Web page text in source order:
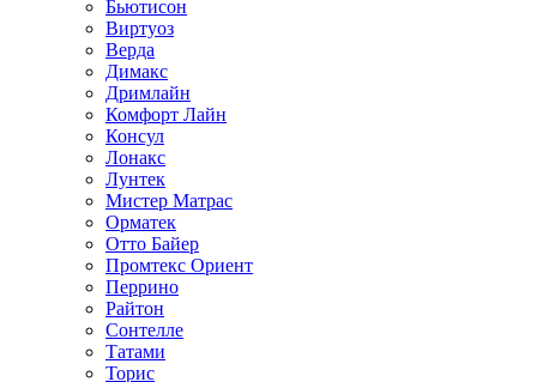
Бьютисон
Виртуоз
Верда
Димакс
Дримлайн
Комфорт Лайн
Консул
Лонакс
Лунтек
Мистер Матрас
Орматек
Отто Байер
Промтекс Ориент
Перрино
Райтон
Сонтелле
Татами
Торис